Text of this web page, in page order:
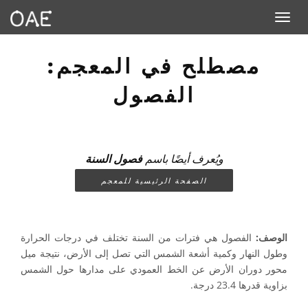
Toggle navigation
مصطلح في المعجم:
الفصول
ويُعرف أيضًا باسمفصول السنة
الصفحة الرئيسية للمعجم
الوصف: الفصول هي فترات من السنة تختلف في درجات الحرارة
وطول النهار وكمية أشعة الشمس التي تصل إلى الأرض، نتيجة ميل
محور دوران الأرض عن الخط العمودي على مدارها حول الشمس
بزاوية قدرها 23.4 درجة.